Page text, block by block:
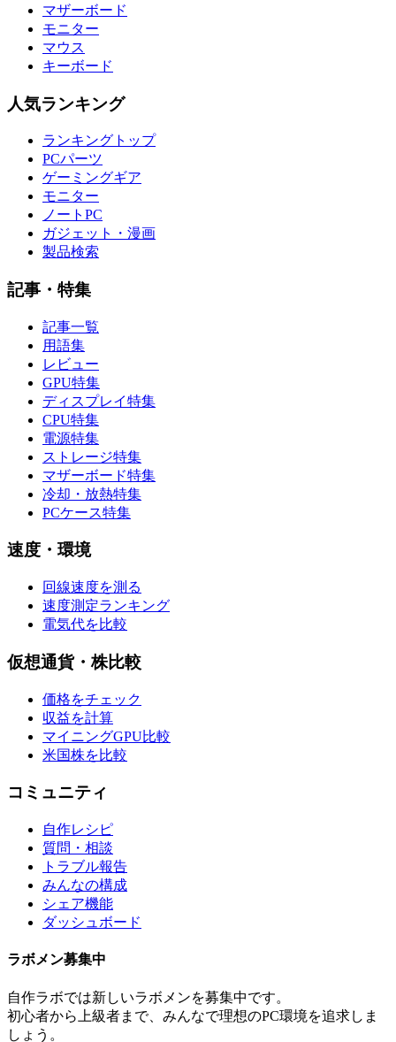
マザーボード
モニター
マウス
キーボード
人気ランキング
ランキングトップ
PCパーツ
ゲーミングギア
モニター
ノートPC
ガジェット・漫画
製品検索
記事・特集
記事一覧
用語集
レビュー
GPU特集
ディスプレイ特集
CPU特集
電源特集
ストレージ特集
マザーボード特集
冷却・放熱特集
PCケース特集
速度・環境
回線速度を測る
速度測定ランキング
電気代を比較
仮想通貨・株比較
価格をチェック
収益を計算
マイニングGPU比較
米国株を比較
コミュニティ
自作レシピ
質問・相談
トラブル報告
みんなの構成
シェア機能
ダッシュボード
ラボメン募集中
自作ラボでは新しいラボメンを募集中です。
初心者から上級者まで、みんなで理想のPC環境を追求しま
しょう。